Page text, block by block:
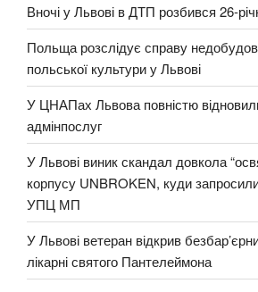
Вночі у Львові в ДТП розбився 26-
Польща розслідує справу
польської культури у Львові
У ЦНАПах Львова повністю
адмінпослуг
У Львові виник скандал довкола
корпусу UNBROKEN, куди
УПЦ МП
У Львові ветеран відкрив
лікарні святого Пантелеймона